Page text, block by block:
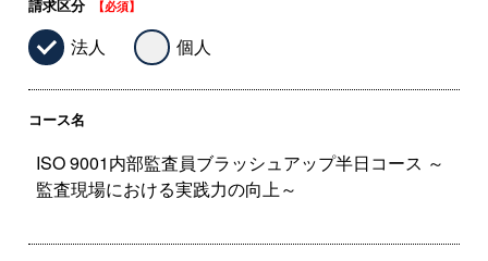
請求区分 【必須】
法人 個人
コース名